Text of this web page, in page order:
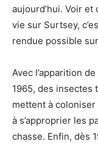
aujourd’hui. Voir
vie sur Surtsey,
rendue possible
Avec l’apparition
1965, des insectes
mettent à coloniser
à s’approprier les
chasse. Enfin, dès